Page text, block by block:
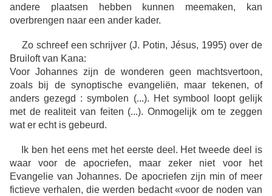
andere plaatsen hebben kunnen meemaken, kan
overbrengen naar een ander kader.
Zo schreef een schrijver (J. Potin, Jésus, 1995) over de
Bruiloft van Kana:
Voor Johannes zijn de wonderen geen machtsvertoon,
zoals bij de synoptische evangeliën, maar tekenen, of
anders gezegd : symbolen (...). Het symbool loopt gelijk
met de realiteit van feiten (...). Onmogelijk om te zeggen
wat er echt is gebeurd.
Ik ben het eens met het eerste deel. Het tweede deel is
waar voor de apocriefen, maar zeker niet voor het
Evangelie van Johannes. De apocriefen zijn min of meer
fictieve verhalen, die werden bedacht «voor de noden van